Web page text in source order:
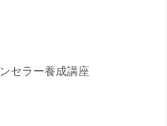
セラー養成講座